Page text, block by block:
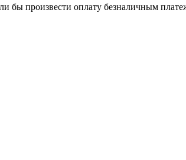
бы произвести оплату безналичным